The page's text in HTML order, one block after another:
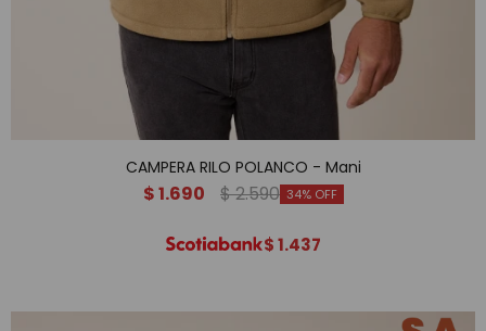
CAMPERA RILO POLANCO - Mani
$1.690 $2.590 34
$1.437